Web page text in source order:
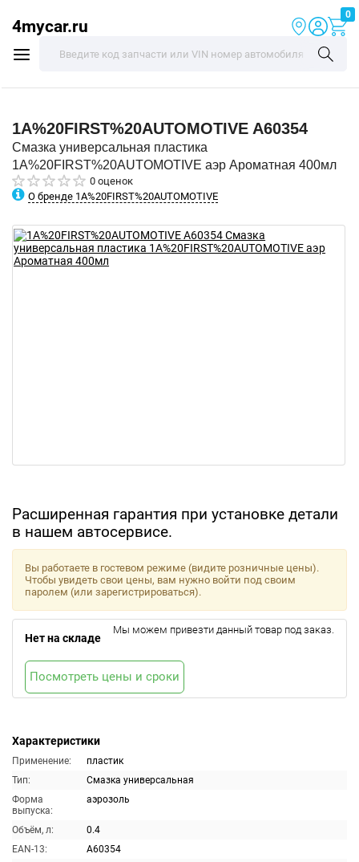
4mycar.ru
0
1A%20FIRST%20AUTOMOTIVE A60354
Смазка универсальная пластика
1A%20FIRST%20AUTOMOTIVE аэр Ароматная 400мл
0 оценок
О бренде 1A%20FIRST%20AUTOMOTIVE
Расширенная гарантия при установке детали
в нашем автосервисе.
Характеристики
Применение:
пластик
Тип:
Смазка универсальная
Форма
выпуска:
аэрозоль
Объём, л:
0.4
EAN-13:
A60354
Вы работаете в гостевом режиме (видите розничные цены).
Чтобы увидеть свои цены, вам нужно войти под своим
паролем (или зарегистрироваться).
Нет на складе
Мы можем привезти данный товар под заказ.
Посмотреть цены и сроки